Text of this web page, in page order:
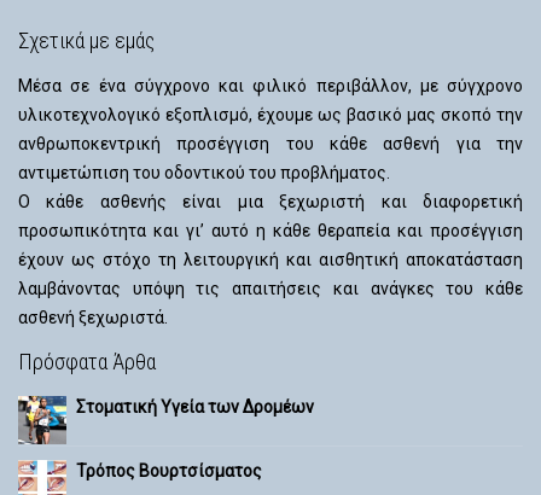
Σχετικά με εμάς
Μέσα σε ένα σύγχρονο και φιλικό περιβάλλον, με σύγχρονο
υλικοτεχνολογικό εξοπλισμό, έχουμε ως βασικό μας σκοπό την
ανθρωποκεντρική προσέγγιση του κάθε ασθενή για την
αντιμετώπιση του οδοντικού του προβλήματος.
Ο κάθε ασθενής είναι μια ξεχωριστή και διαφορετική
προσωπικότητα και γι’ αυτό η κάθε θεραπεία και προσέγγιση
έχουν ως στόχο τη λειτουργική και αισθητική αποκατάσταση
λαμβάνοντας υπόψη τις απαιτήσεις και ανάγκες του κάθε
ασθενή ξεχωριστά.
Πρόσφατα Άρθα
Στοματική Υγεία των Δρομέων
Τρόπος Βουρτσίσματος